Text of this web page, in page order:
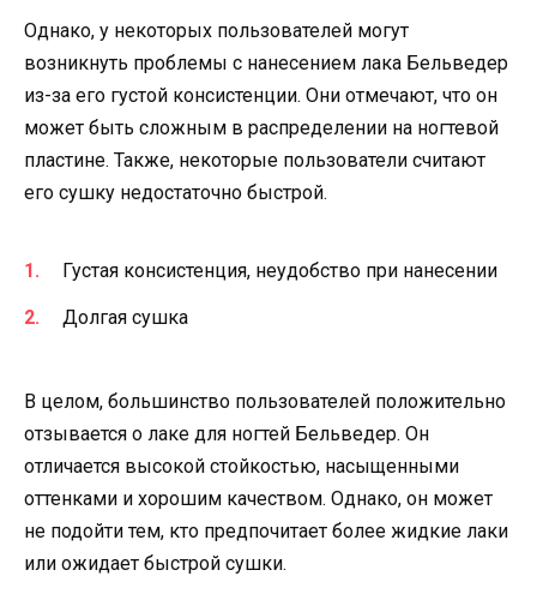
Однако, у некоторых пользователей могут
возникнуть проблемы с нанесением лака Бельведер
из-за его густой консистенции. Они отмечают, что он
может быть сложным в распределении на ногтевой
пластине. Также, некоторые пользователи считают
его сушку недостаточно быстрой.
Густая консистенция, неудобство при нанесении
Долгая сушка
В целом, большинство пользователей положительно
отзывается о лаке для ногтей Бельведер. Он
отличается высокой стойкостью, насыщенными
оттенками и хорошим качеством. Однако, он может
не подойти тем, кто предпочитает более жидкие лаки
или ожидает быстрой сушки.